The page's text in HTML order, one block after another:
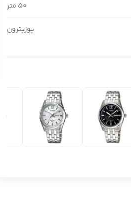
50 متر
پوزیترون